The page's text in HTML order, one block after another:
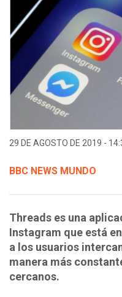
29 DE AGOSTO DE 2019 -
BBC NEWS MUNDO
Threads es una
Instagram que está
a los usuarios
manera más
cercanos.